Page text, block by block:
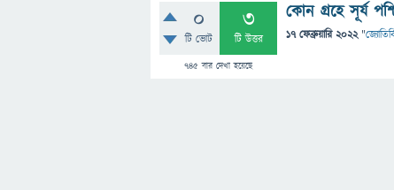
0
টি ভোট
3
টি উত্তর
745 বার দেখা হয়েছে
কোন গ্রহে সূর্য
17 ফেব্রুয়ারি 2022 "